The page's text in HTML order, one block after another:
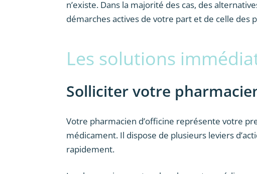
n’existe. Dans la majorité des cas, des
démarches actives de votre part et de celle des
Les solutions
Solliciter votre
Votre pharmacien d’officine représente votre
médicament. Il dispose de plusieurs leviers
rapidement.